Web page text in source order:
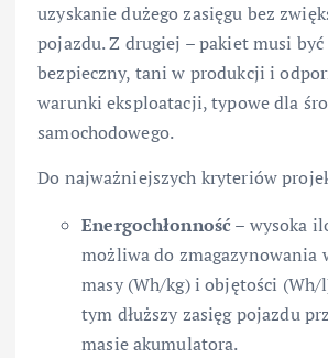
uzyskanie dużego zasięgu bez
pojazdu. Z drugiej – pakiet musi być
bezpieczny, tani w produkcji i
warunki eksploatacji, typowe dla
samochodowego.
Do najważniejszych kryteriów
Energochłonność – wysoka
możliwa do zmagazynowania
masy (Wh/kg) i objętości (Wh/
tym dłuższy zasięg pojazdu
masie akumulatora.